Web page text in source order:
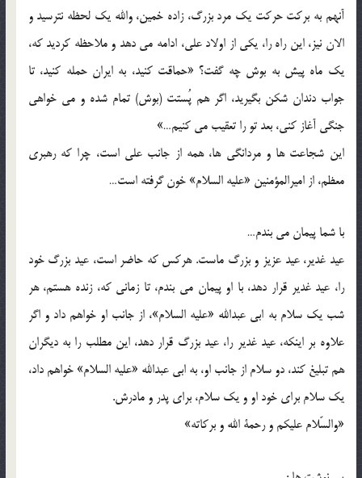
آنهم به برکت حرکت یک مرد بزرگ، زاده خمین، والله یک لحظه نترسید و
الان نیز، این راه را، یکی از اولاد علی، ادامه می دهد و ملاحظه کردید که،
یک ماه پیش به بوش چه گفت؟ «حماقت کنید، به ایران حمله کنید، تا
جواب دندان شکن بگیرید، اگر هم پُستت (بوش) تمام شده و می خواهی
جنگی آغاز کنی، بعد تو را تعقیب می کنیم…»
این شجاعت ها و مردانگی ها، همه از جانب علی است، چرا که رهبری
معظم، از امیرالمؤمنین «علیه السلام» خون گرفته است…
با شما پیمان می بندم…
عید غدیر، عید عزیز و بزرگ ماست. هرکس که حاضر است، عید بزرگ خود
را، عید غدیر قرار دهد، با او پیمان می بندم، تا زمانی که، زنده هستم، هر
شب یک سلام به ابی عبدالله «علیه السلام»، از جانب او خواهم داد و اگر
علاوه بر اینکه، عید غدیر را، عید بزرگ قرار دهد، این مطلب را به دیگران
هم تبلیغ کند، دو سلام از جانب او، به ابی عبدالله «علیه السلام» خواهم داد،
یک سلام برای خود او و یک سلام، برای پدر و مادرش.
«والسّلام علیکم و رحمة الله و برکاته»